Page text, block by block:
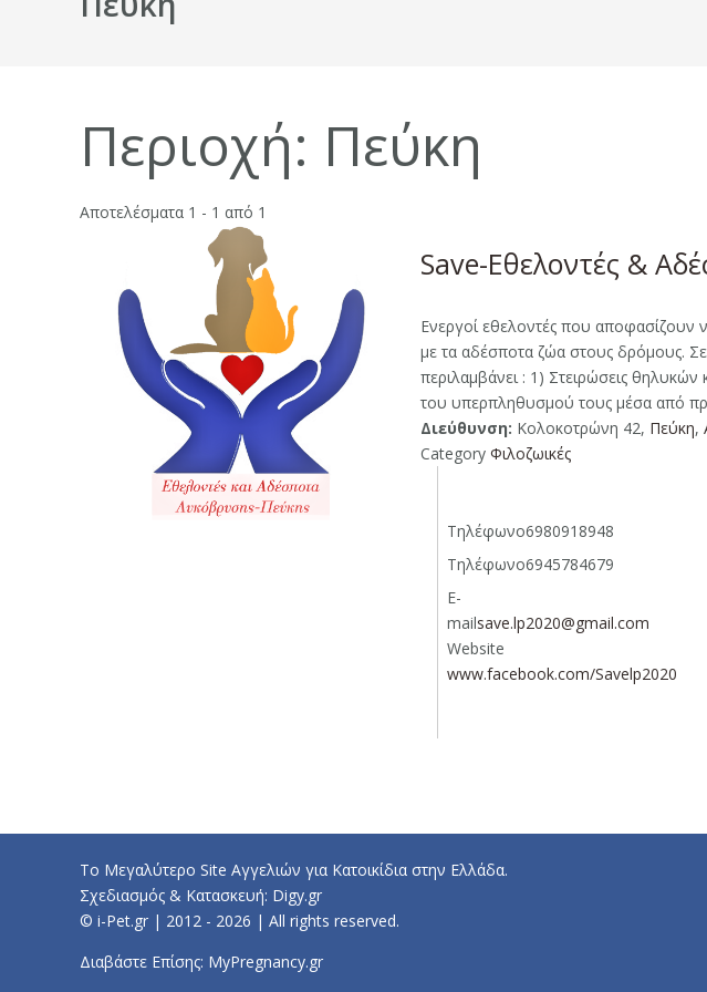
Περιοχή: Πεύκη
Αποτελέσματα 1 - 1 από 1
Save-Εθελοντές &
Ενεργοί εθελοντές που
με τα αδέσποτα ζώα στους δρόμους.
περιλαμβάνει : 1) Στειρώσεις
του υπερπληθυσμού τους μέσα από
Διεύθυνση: Κολοκοτρώνη 42, Πεύκη,
Category Φιλοζωικές
Τηλέφωνο6980918948
Τηλέφωνο6945784679
E-
mailsave.lp2020@gmail.com
Website
www.facebook.com/Savelp2020
Το Μεγαλύτερο Site Αγγελιών για Κατοικίδια στην Ελλάδα.
Σχεδιασμός & Κατασκευή: Digy.gr
© i-Pet.gr | 2012 - 2026 | All rights reserved.
Διαβάστε Επίσης: MyPregnancy.gr